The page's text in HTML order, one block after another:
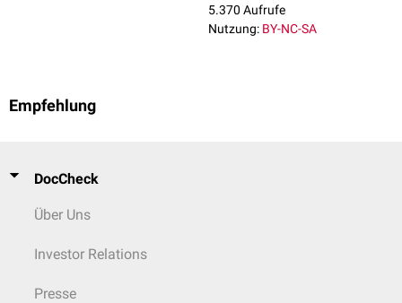
5.370 Aufrufe
Nutzung: BY-NC-SA
Empfehlung
DocCheck
Über Uns
Investor Relations
Presse